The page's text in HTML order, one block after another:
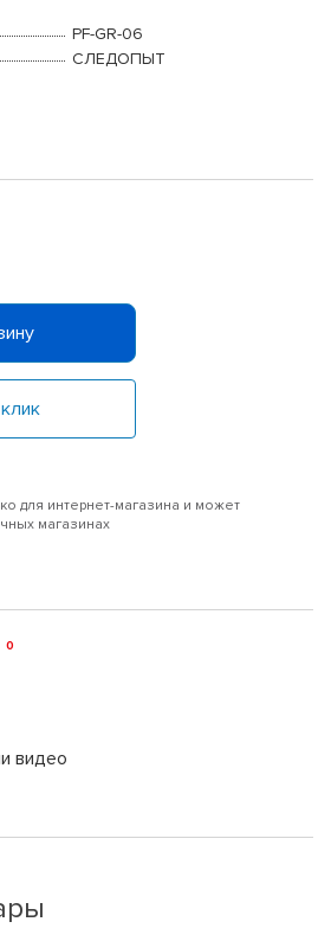
PF-GR-06
СЛЕДОПЫТ
для интернет-магазина и может
магазинах
видео